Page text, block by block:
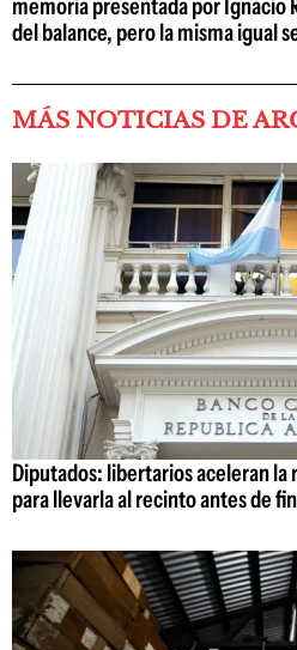
memoria presentada por Ignacio
del balance, pero la misma igual
MÁS NOTICIAS DE
Diputados: libertarios aceleran la
para llevarla al recinto antes de